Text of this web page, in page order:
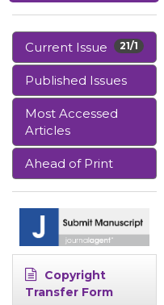
21/1
Current Issue
Published Issues
Most Accessed
Articles
Ahead of Print
Copyright
Transfer Form